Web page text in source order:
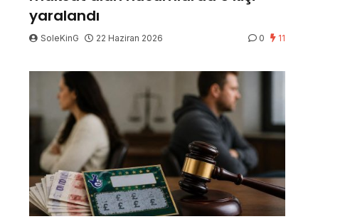
yaralandı
SoleKinG 22 Haziran 2026 0 11